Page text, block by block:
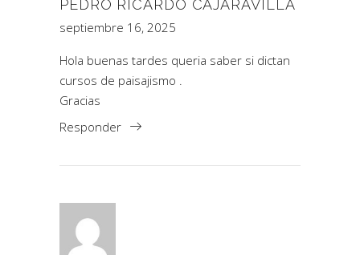
PEDRO RICARDO CAJARAVILLA
septiembre 16, 2025
Hola buenas tardes queria saber si dictan
cursos de paisajismo .
Gracias
Responder